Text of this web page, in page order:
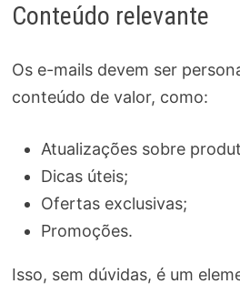
Conteúdo relevante
Os e-mails devem ser
conteúdo de valor, como:
Atualizações sobre
Dicas úteis;
Ofertas exclusivas;
Promoções.
Isso, sem dúvidas, é um